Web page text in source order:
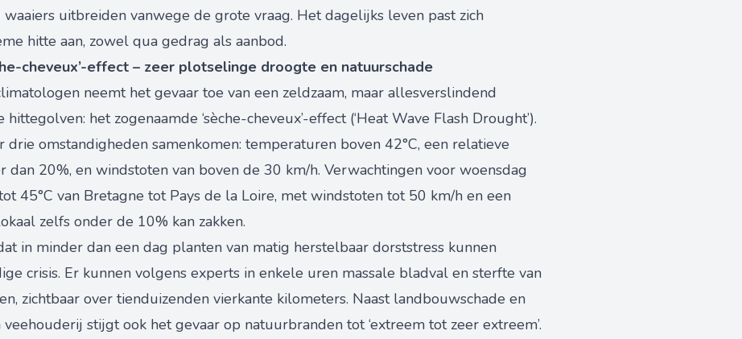
uitbreiden vanwege de grote vraag. Het dagelijks leven past zich
hitte aan, zowel qua gedrag als aanbod.
cheveux’-effect – zeer plotselinge droogte en natuurschade
neemt het gevaar toe van een zeldzaam, maar allesverslindend
het zogenaamde ‘sèche-cheveux’-effect (‘Heat Wave Flash Drought’).
omstandigheden samenkomen: temperaturen boven 42°C, een relatieve
dan 20%, en windstoten van boven de 30 km/h. Verwachtingen voor woensdag
45°C van Bretagne tot Pays de la Loire, met windstoten tot 50 km/h en een
zelfs onder de 10% kan zakken.
in minder dan een dag planten van matig herstelbaar dorststress kunnen
crisis. Er kunnen volgens experts in enkele uren massale bladval en sterfte van
zichtbaar over tienduizenden vierkante kilometers. Naast landbouwschade en
veehouderij stijgt ook het gevaar op natuurbranden tot ‘extreem tot zeer extreem’.